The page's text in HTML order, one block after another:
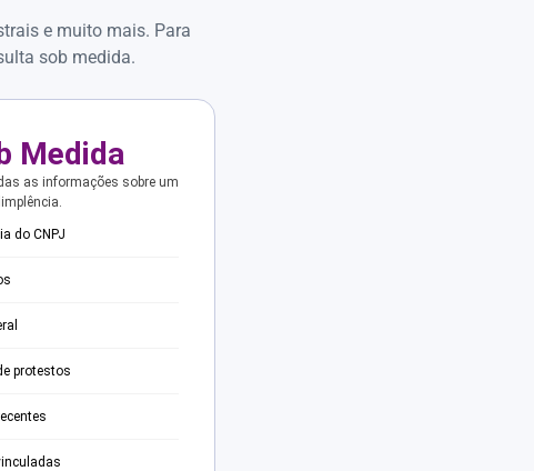
e muito mais. Para
sob medida.
Medida
as informações sobre um
do CNPJ
protestos